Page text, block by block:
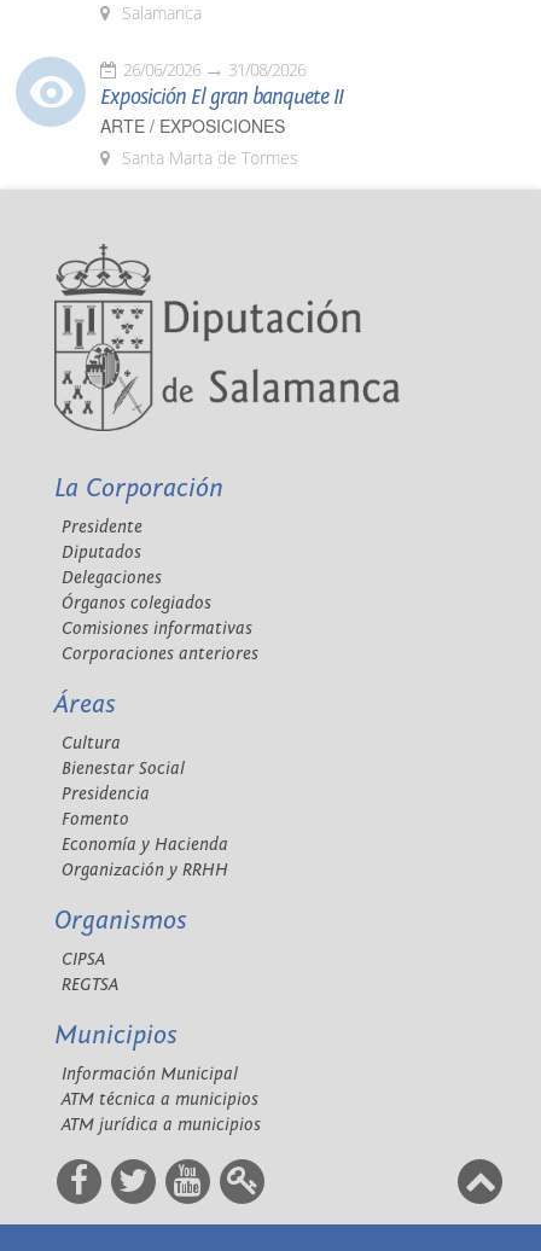
Salamanca
26/06/2026 31/08/2026
Exposición El gran banquete II
ARTE / EXPOSICIONES
Santa Marta de Tormes
La Corporación
Presidente
Diputados
Delegaciones
Órganos colegiados
Comisiones informativas
Corporaciones anteriores
Áreas
Cultura
Bienestar Social
Presidencia
Fomento
Economía y Hacienda
Organización y RRHH
Organismos
CIPSA
REGTSA
Municipios
Información Municipal
ATM técnica a municipios
ATM jurídica a municipios